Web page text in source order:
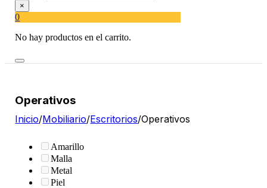
×
0
No hay productos en el carrito.
Operativos
Inicio/Mobiliario/Escritorios/Operativos
Amarillo
Malla
Metal
Piel